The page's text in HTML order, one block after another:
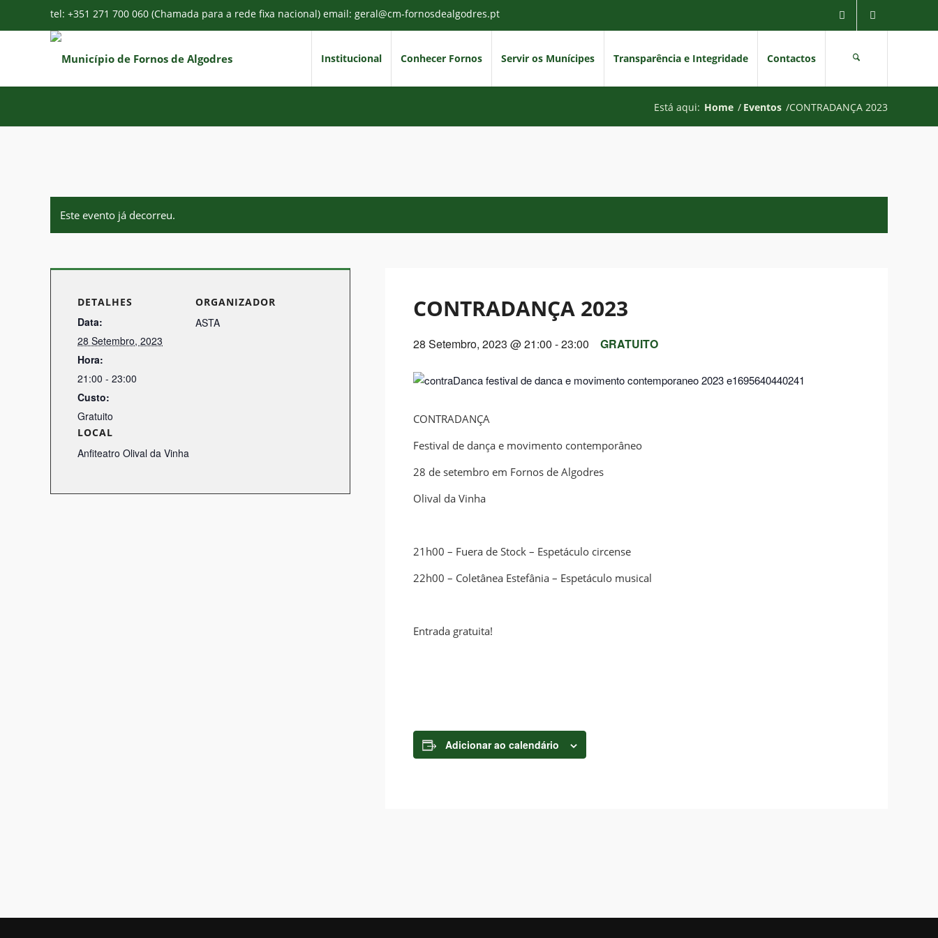
tel: +351 271 700 060 (Chamada para a rede fixa nacional) email: geral@cm-fornosdealgodres.pt
Institucional Conhecer Fornos Servir os Munícipes Transparência e Integridade Contactos
Está aqui: Home / Eventos /CONTRADANÇA 2023
Este evento já decorreu.
CONTRADANÇA 2023
28 Setembro, 2023 @ 21:00 -23:00 GRATUITO
CONTRADANÇA
Festival de dança e movimento contemporâneo
28 de setembro em Fornos de Algodres
Olival da Vinha
21h00 – Fuera de Stock – Espetáculo circense
22h00 – Coletânea Estefânia – Espetáculo musical
Entrada gratuita!
Adicionar ao calendário
DETALHES
Data:
28 Setembro, 2023
Hora:
21:00 - 23:00
Custo:
Gratuito
ORGANIZADOR
ASTA
LOCAL
Anfiteatro Olival da Vinha